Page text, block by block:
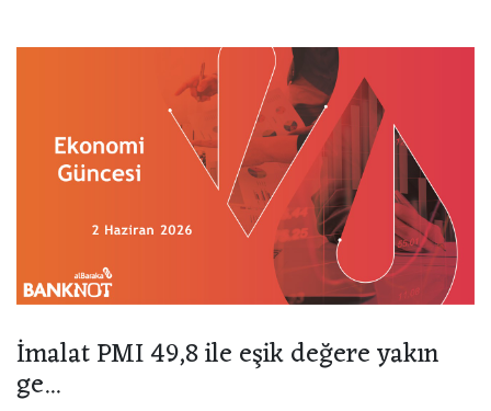
İmalat PMI 49,8 ile eşik değere yakın
ge...